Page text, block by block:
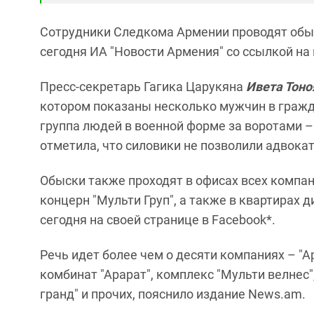
Сотрудники Следкома Армении проводят
сегодня ИА "Новости Армения" со ссылкой
Пресс-секретарь Гагика Царукяна Ивета
котором показаны несколько мужчин в
группа людей в военной форме за воротами
отметила, что силовики не позволили
Обыски также проходят в офисах всех
концерн "Мульти Груп", а также в квартирах
сегодня на своей странице в Facebook*.
Речь идет более чем о десяти компаниях –
комбинат "Арарат", комплекс "Мульти
гранд" и прочих, пояснило издание News.am.